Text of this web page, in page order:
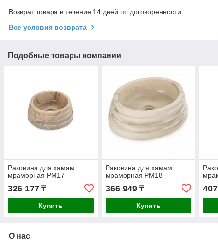
Возврат товара в течение 14 дней по договоренности
Все условия возврата
Подобные товары компании
Раковина для хамам
мраморная РМ17
326 177 ₸
Купить
Раковина для хамам
мраморная РМ18
366 949₸
Купить
О нас